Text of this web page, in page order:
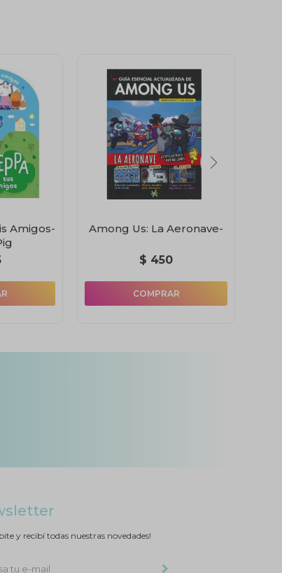
Amigos-
Among Us: La Aeronave-
$ 450
y recibí todas nuestras novedades!